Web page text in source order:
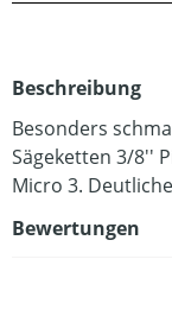
Beschreibung
Besonders
Sägeketten 3/8''
Micro 3.
Bewertungen